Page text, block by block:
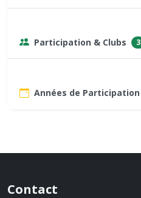
Participation & Clubs 3
Années de Participation
Contact